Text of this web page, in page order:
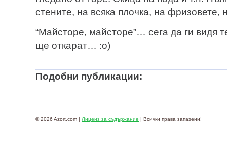
стените, на всяка плочка, на фризовете,
“Майсторе, майсторе”… сега да ги видя
ще откарат… :о)
Подобни публикации:
© 2026 Azort.com | Лиценз за съдържание | Всички права запазени!